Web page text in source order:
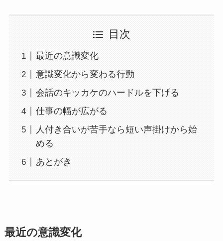
目次
最近の意識変化
意識変化から変わる行動
会話のキッカケのハードルを下げる
仕事の幅が広がる
人付き合いが苦手なら短い声掛けから始
める
あとがき
最近の意識変化